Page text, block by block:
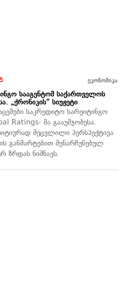
ეკონომიკა
სააგენტომ საქართველოს
„ქრონიკის“ სიუჟეტი
საკრედიტო სარეიტინგო
Ratings- მა გააუმჯობესა.
შეცვლილი პერსპექტივა
განმარტებით შენარჩუნებულ
ზრდას ნიშნავს.